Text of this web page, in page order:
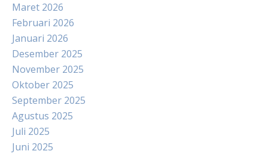
Maret 2026
Februari 2026
Januari 2026
Desember 2025
November 2025
Oktober 2025
September 2025
Agustus 2025
Juli 2025
Juni 2025